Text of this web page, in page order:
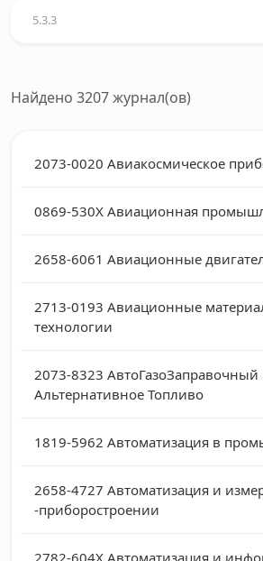
Найдено 3207 журнал(ов)
2073-0020 Авиакосмическое
0869-530X Авиационная
2658-6061 Авиационные
2713-0193 Авиационные
технологии
2073-8323
Альтернативное Топливо
1819-5962 Автоматизация в
2658-4727 Автоматизация и
-приборостроении
2782-604X Автоматизация и